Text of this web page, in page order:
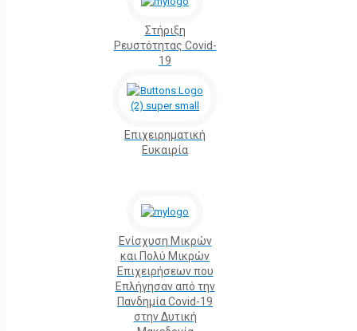
Στήριξη
Ρευστότητας Covid-
19
Επιχειρηματική
Ευκαιρία
Ενίσχυση Μικρών
και Πολύ Μικρών
Επιχειρήσεων που
Επλήγησαν από την
Πανδημία Covid-19
στην Δυτική